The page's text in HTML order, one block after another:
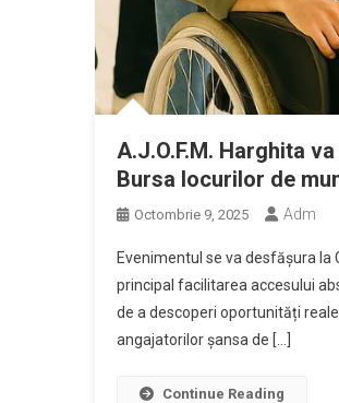
A.J.O.F.M. Harghita
Bursa locurilor de
Octombrie 9, 2025 Adm
Evenimentul se va desfășura la
principal facilitarea accesului
de a descoperi oportunități
angajatorilor șansa de […]
Continue Reading